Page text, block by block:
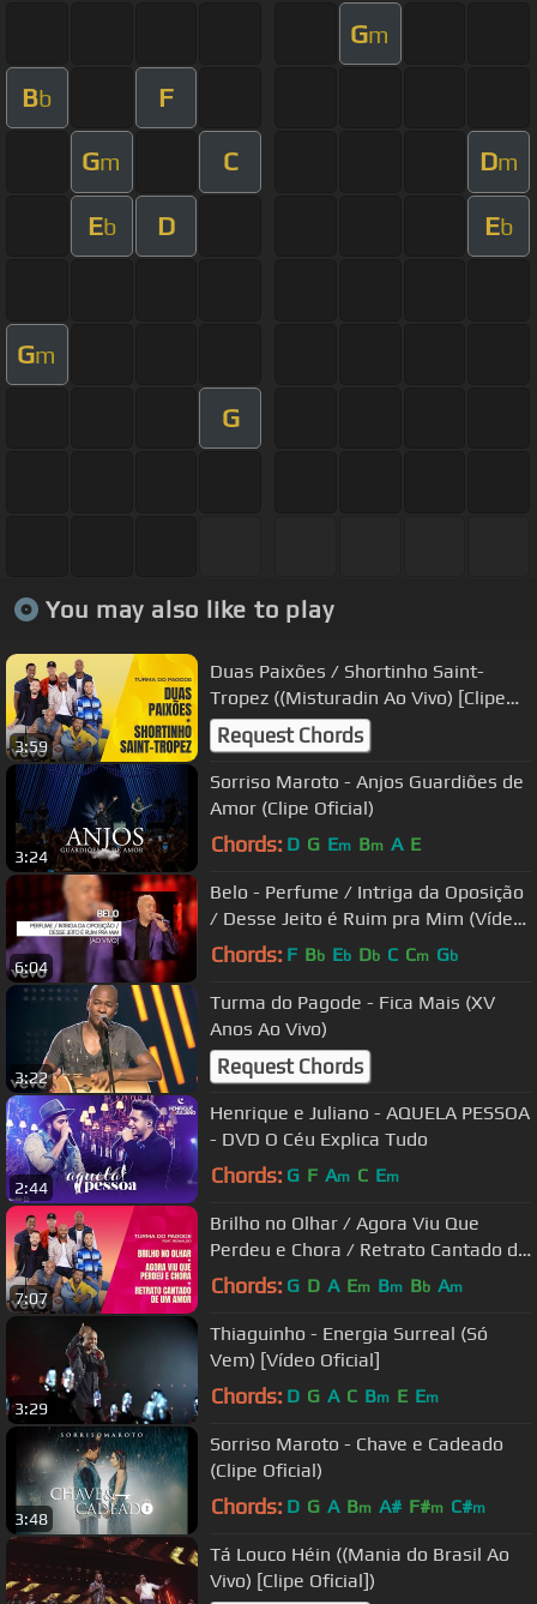
Gm
Bb F
Gm C Dm
Eb D Eb
Gm
G
You may also like to play
3:59
Duas Paixões / Shortinho Saint-
Tropez ((Misturadin Ao Vivo) [Clipe
Oficial])
Request Chords
3:24
Sorriso Maroto - Anjos Guardiões de
Amor (Clipe Oficial)
Chords: D G Em Bm A E
6:04
Belo - Perfume / Intriga da Oposição
/ Desse Jeito é Ruim pra Mim (Vídeo
Ao Vivo)
Chords: F Bb Eb Db C Cm Gb
3:22
Turma do Pagode - Fica Mais (XV
Anos Ao Vivo)
Request Chords
2:44
Henrique e Juliano - AQUELA PESSOA
- DVD O Céu Explica Tudo
Chords: G F Am C Em
7:07
Brilho no Olhar / Agora Viu Que
Perdeu e Chora / Retrato Cantado de
um Amor ((Misturadi...
Chords: G D A Em Bm Bb Am
3:29
Thiaguinho - Energia Surreal (Só
Vem) [Vídeo Oficial]
Chords: D G A C Bm E Em
3:48
Sorriso Maroto - Chave e Cadeado
(Clipe Oficial)
Chords: D G A Bm A# F#m C#m
Tá Louco Héin ((Mania do Brasil Ao
Vivo) [Clipe Oficial])